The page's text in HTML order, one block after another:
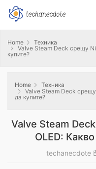
Home
Техника
Valve Steam Deck срещу
купите?
Home
Техника
Valve Steam Deck
да купите?
Valve Steam
OLED:
techanecdote